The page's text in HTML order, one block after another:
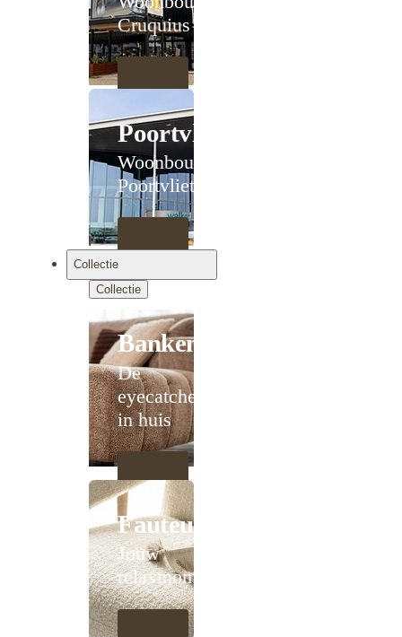
Cruquius
Poortvliet
Woonboulevard
Poortvliet XXL
Collectie
Collectie
Banken
De
eyecatcher
in huis
Fauteuils
Jouw
relaxmoment